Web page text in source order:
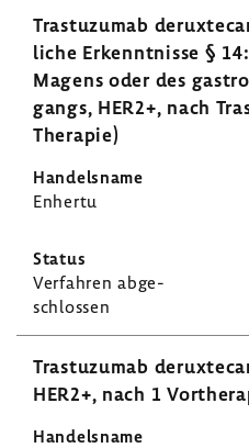
Tras­tu­zumab
liche Erkennt­nisse §
Magens oder des
gangs, HER2+, nach
Therapie)
Enhertu
Verfahren abge­
schlossen
Tras­tu­zumab
HER2+, nach 1